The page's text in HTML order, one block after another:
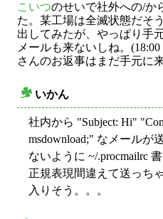
こいつのせいで社外への/か
た。某工場は全滅状態だそう
出してみたが、やっぱり手
メールも来ないしね。
さんのお返事はまだ手元に
いかん
社内から "Subject: Hi"
msdownload;" なメールが
ないように ~/.procmailrc
正規表現間違えて送っち
入りそう。。。